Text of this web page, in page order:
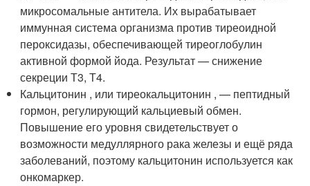
микросомальные антитела. Их вырабатывает
иммунная система организма против тиреоидной
пероксидазы, обеспечивающей тиреоглобулин
активной формой йода. Результат — снижение
секреции Т3, Т4.
Кальцитонин , или тиреокальцитонин , — пептидный
гормон, регулирующий кальциевый обмен.
Повышение его уровня свидетельствует о
возможности медуллярного рака железы и ещё ряда
заболеваний, поэтому кальцитонин используется как
онкомаркер.